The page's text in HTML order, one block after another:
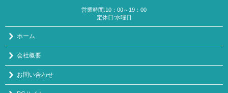
営業時間:10：00～19：00
定休日:水曜日
ホーム
会社概要
お問い合わせ